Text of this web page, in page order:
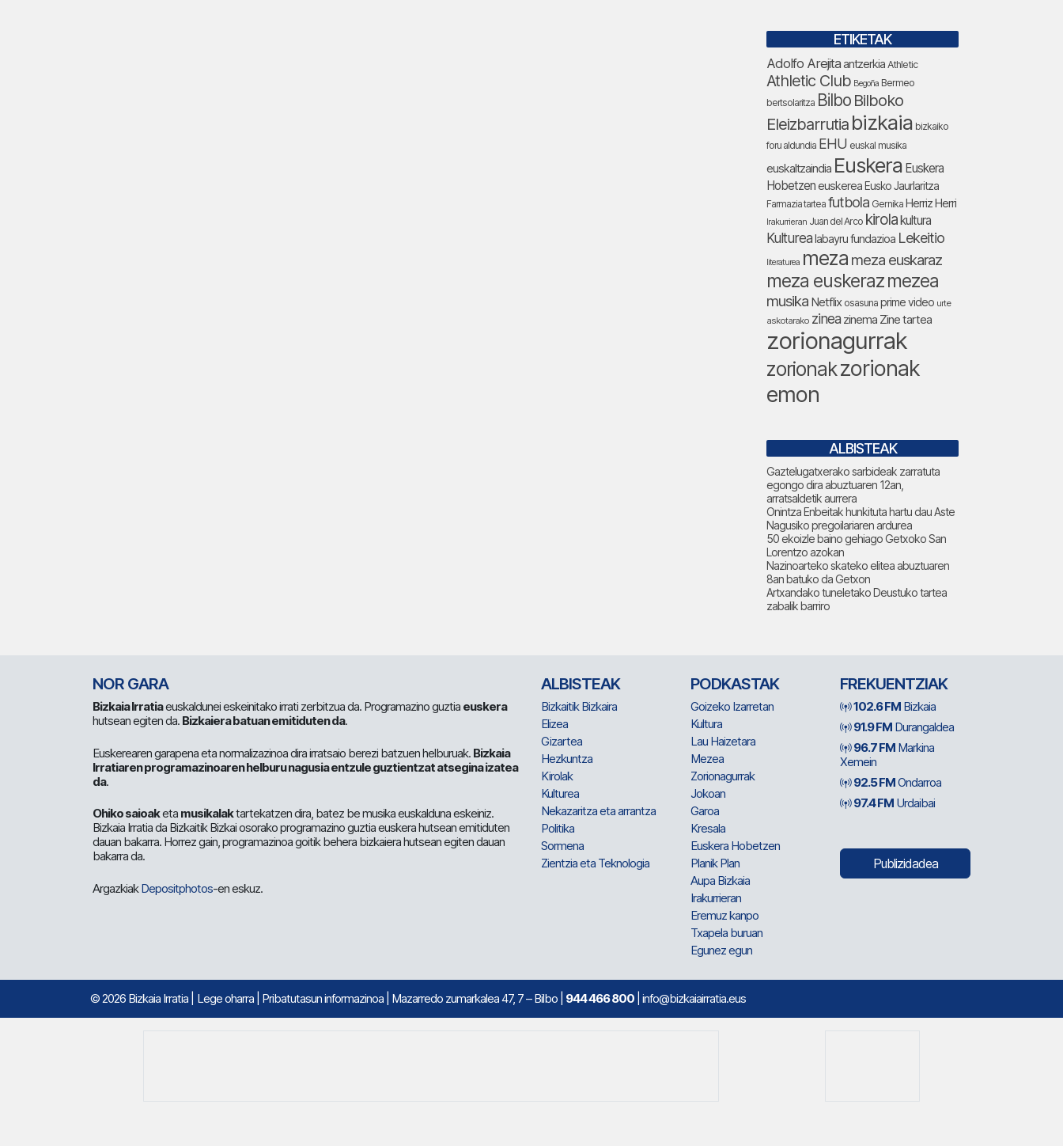
ETIKETAK
Adolfo Arejitaantzerkia Athletic
Athletic Club Begoña Bermeo
bertsolaritza Bilbo Bilboko
Eleizbarrutia bizkaia bizkaiko
foru aldundia EHU euskal musika
euskaltzaindia Euskera Euskera
Hobetzeneuskerea Eusko Jaurlaritza
Farmazia tartea futbola Gernika Herriz Herri
Irakurrieran Juan del Arco kirola kultura
Kulturealabayru fundazioa Lekeitio
literaturea meza meza euskaraz
meza euskerazmezea
musika Netflix osasuna prime video urte
askotarako zinea zinema Zine tartea
zorionagurrak
zorionakzorionak
emon
ALBISTEAK
Gaztelugatxerako sarbideak zarratuta
egongo dira abuztuaren 12an,
arratsaldetik aurrera
Onintza Enbeitak hunkituta hartu dau Aste
Nagusiko pregoilariaren ardurea
50 ekoizle baino gehiago Getxoko San
Lorentzo azokan
Nazinoarteko skateko elitea abuztuaren
8an batuko da Getxon
Artxandako tuneletako Deustuko tartea
zabalik barriro
NOR GARA
Bizkaia Irratiaeuskaldunei eskeinitako irrati zerbitzua da. Programazino guztia euskera
hutsean egiten da. Bizkaiera batuan emitiduten da.
Euskerearen garapena eta normalizazinoa dira irratsaio berezi batzuen helburuak. Bizkaia
Irratiaren programazinoaren helburu nagusia entzule guztientzat atsegina izatea
da.
Ohiko saioaketa musikalaktartekatzen dira, batez be musika euskalduna eskeiniz.
Bizkaia Irratia da Bizkaitik Bizkai osorako programazino guztia euskera hutsean emitiduten
dauan bakarra. Horrez gain, programazinoa goitik behera bizkaiera hutsean egiten dauan
bakarra da.
ArgazkiakDepositphotos-en eskuz.
ALBISTEAK
Bizkaitik Bizkaira
Elizea
Gizartea
Hezkuntza
Kirolak
Kulturea
Nekazaritza eta arrantza
Politika
Sormena
Zientzia eta Teknologia
PODKASTAK
Goizeko Izarretan
Kultura
Lau Haizetara
Mezea
Zorionagurrak
Jokoan
Garoa
Kresala
Euskera Hobetzen
Planik Plan
Aupa Bizkaia
Irakurrieran
Eremuz kanpo
Txapela buruan
Egunez egun
FREKUENTZIAK
102.6 FM Bizkaia
91.9 FM Durangaldea
96.7 FM Markina
Xemein
92.5 FMOndarroa
97.4 FM Urdaibai
Publizidadea
© 2026 Bizkaia Irratia Lege oharra Pribatutasun informazinoa | Mazarredo zumarkalea 47, 7 – Bilbo | 944 466 800 | info@bizkaiairratia.eus